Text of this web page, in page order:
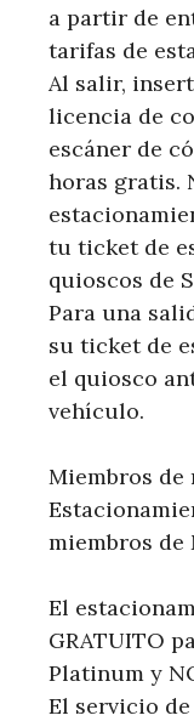
a partir de
tarifas de
Al salir,
licencia de
escáner de
horas gratis.
tu ticket de
quioscos de
Para una
su ticket de
el quiosco
vehículo.
Miembros de
miembros de
El
GRATUITO
Platinum y
El servicio